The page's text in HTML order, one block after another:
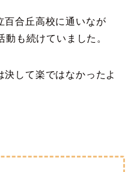
百合丘高校に通いなが
も続けていました。
して楽ではなかったよ